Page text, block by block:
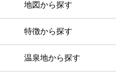
地図から探す
特徴から探す
温泉地から探す